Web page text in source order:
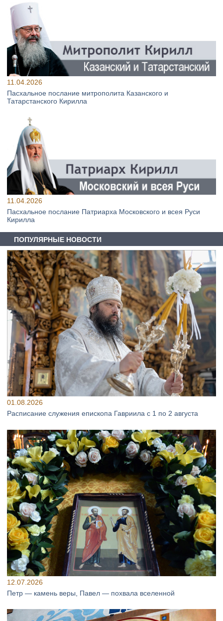
11.04.2026
Пасхальное послание митрополита Казанского и
Татарстанского Кирилла
11.04.2026
Пасхальное послание Патриарха Московского и всея Руси
Кирилла
ПОПУЛЯРНЫЕ НОВОСТИ
01.08.2026
Расписание служения епископа Гавриила с 1 по 2 августа
12.07.2026
Петр — камень веры, Павел — похвала вселенной